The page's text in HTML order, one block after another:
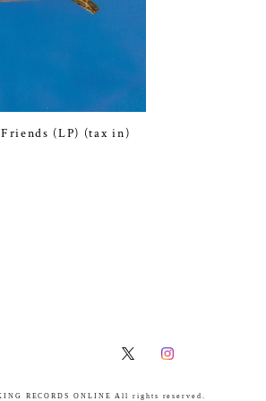
(LP) (tax in)
RECORDS ONLINE All rights reserved.